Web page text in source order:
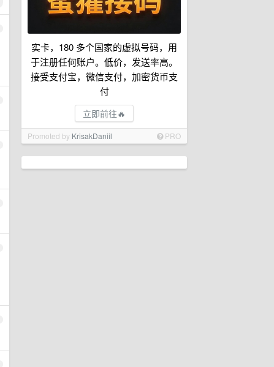
实卡，180 多个国家的虚拟号码，用
于注册任何账户。低价，发送率高。
接受支付宝，微信支付，加密货币支
付
立即前往🔥
Promoted by KrisakDaniil PRO